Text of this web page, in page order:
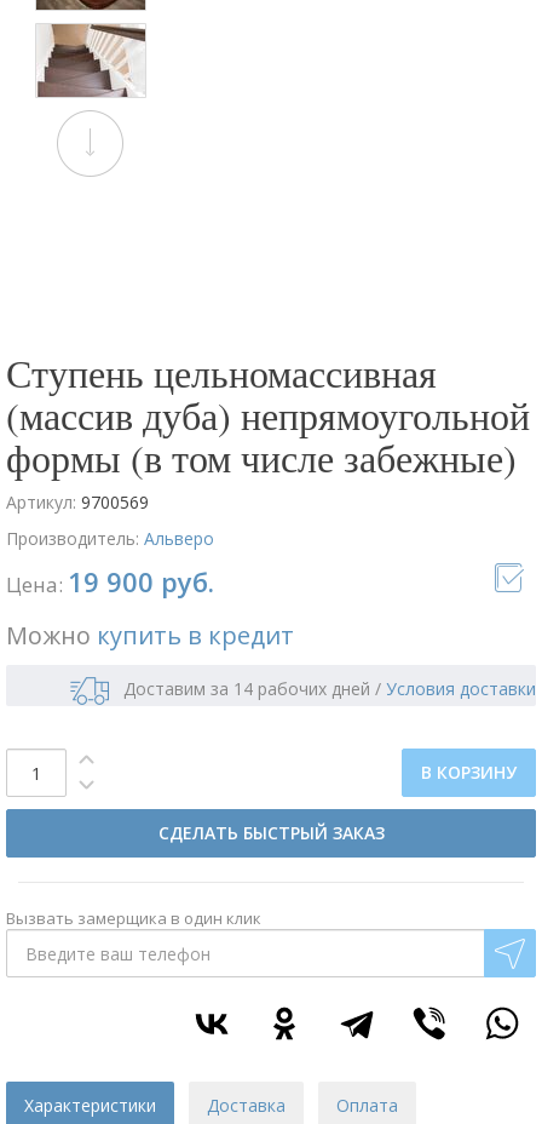
Ступень цельномассивная
(массив дуба) непрямоугольной
формы (в том числе забежные)
Артикул: 9700569
Производитель: Альверо
Цена: 19 900 руб.
Можно купить в кредит
Доставим за 14 рабочих дней / Условия доставки
В КОРЗИНУ
СДЕЛАТЬ БЫСТРЫЙ ЗАКАЗ
Вызвать замерщика в один клик
Характеристики Доставка
Оплата